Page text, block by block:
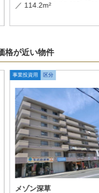
／ 114.2m²
格が近い物件
事業投資用 区分
メゾン深草